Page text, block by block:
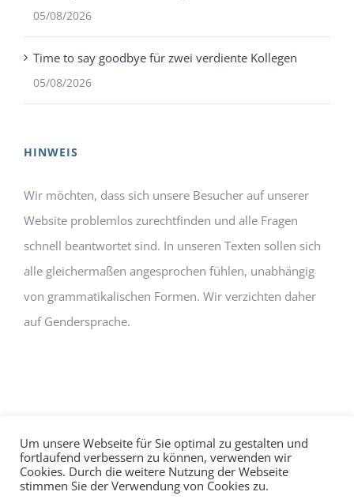
05/08/2026
Time to say goodbye für zwei verdiente Kollegen
05/08/2026
HINWEIS
Wir möchten, dass sich unsere Besucher auf unserer
Website problemlos zurechtfinden und alle Fragen
schnell beantwortet sind. In unseren Texten sollen sich
alle gleichermaßen angesprochen fühlen, unabhängig
von grammatikalischen Formen. Wir verzichten daher
auf Gendersprache.
Impressum Datenschutz©hallo!rot
Um unsere Webseite für Sie optimal zu gestalten und
fortlaufend verbessern zu können, verwenden wir
Cookies. Durch die weitere Nutzung der Webseite
stimmen Sie der Verwendung von Cookies zu.